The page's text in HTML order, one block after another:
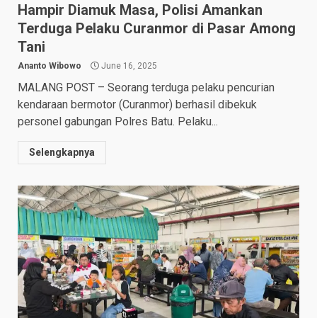
Hampir Diamuk Masa, Polisi Amankan
Terduga Pelaku Curanmor di Pasar Among
Tani
Ananto Wibowo June 16, 2025
MALANG POST – Seorang terduga pelaku pencurian
kendaraan bermotor (Curanmor) berhasil dibekuk
personel gabungan Polres Batu. Pelaku...
Selengkapnya